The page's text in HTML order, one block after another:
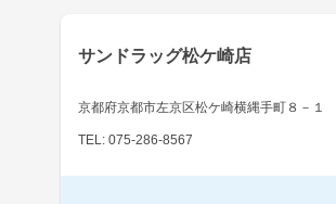
サンドラッグ松ケ崎店
京都府京都市左京区松ケ崎横縄手町８－１
TEL: 075-286-8567